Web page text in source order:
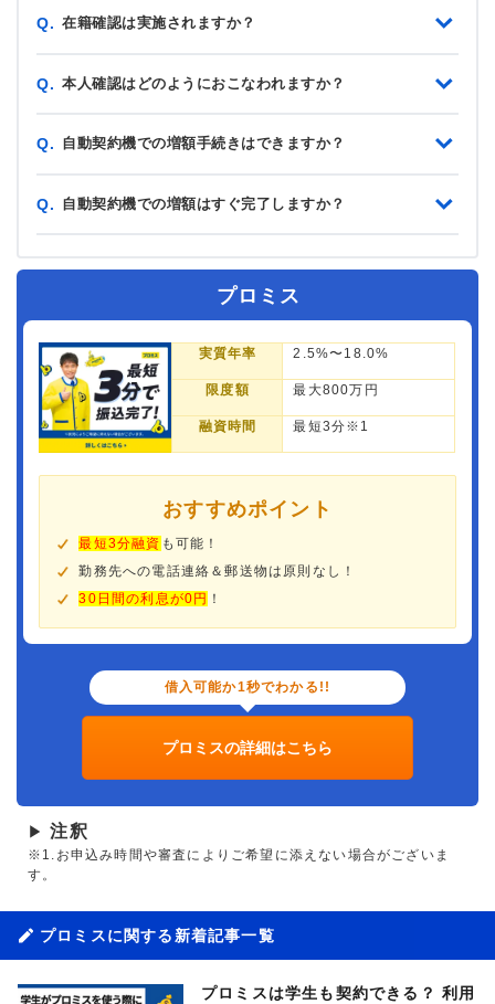
Q. 在籍確認は実施されますか？
Q. 本人確認はどのようにおこなわれますか？
Q. 自動契約機での増額手続きはできますか？
Q. 自動契約機での増額はすぐ完了しますか？
プロミス
実質年率 2.5%〜18.0%
限度額 最大800万円
融資時間 最短3分※1
おすすめポイント
最短3分融資 も可能！
勤務先への電話連絡＆郵送物は原則なし！
30日間の利息が0円 ！
借入可能か1秒でわかる!!
プロミスの詳細はこちら
▶ 注釈
※1.お申込み時間や審査によりご希望に添えない場合がございま
す。
プロミスに関する新着記事一覧
プロミスは学生も契約できる？ 利用